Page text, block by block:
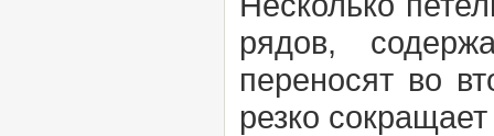
рядов,
переносят во
резко